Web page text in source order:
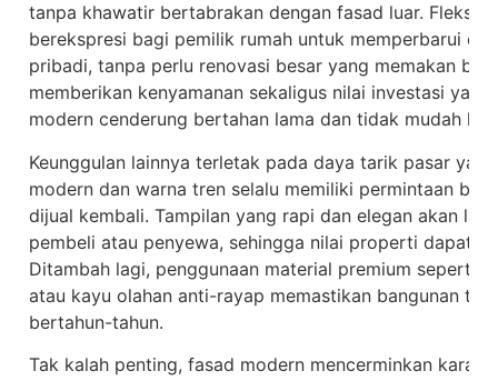
tanpa khawatir bertabrakan dengan fasad luar.
berekspresi bagi pemilik rumah untuk memperbarui
pribadi, tanpa perlu renovasi besar yang memakan
memberikan kenyamanan sekaligus nilai investasi
modern cenderung bertahan lama dan tidak mudah
Keunggulan lainnya terletak pada daya tarik pasar
modern dan warna tren selalu memiliki permintaan
dijual kembali. Tampilan yang rapi dan elegan akan
pembeli atau penyewa, sehingga nilai properti dapat
Ditambah lagi, penggunaan material premium seperti
atau kayu olahan anti-rayap memastikan bangunan
bertahun-tahun.
Tak kalah penting, fasad modern mencerminkan